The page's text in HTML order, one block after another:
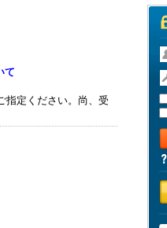
て
指定ください。尚、受